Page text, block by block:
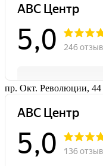
пр. Окт. Революции, 44